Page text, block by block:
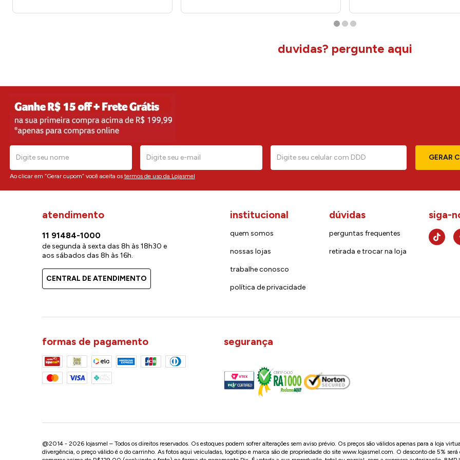
duvidas? pergunte aqui
GERAR
Ao clicar em “Gerar cupom” você aceita os termos de uso da Lojasmel
atendimento
11 91484-1000
de segunda à sexta das 8h às 18h30 e
aos sábados das 8h às 16h.
CENTRAL DE ATENDIMENTO
institucional
quem somos
nossas lojas
trabalhe conosco
política de privacidade
dúvidas
perguntas frequentes
retirada e trocar na loja
siga-
formas de pagamento segurança
@2014 - 2026 lojasmel – Todos os direitos reservados. Os estoques podem sofrer alterações sem aviso prévio. Os preços são válidos apenas para a loja
divergência, o preço válido é o do carrinho. As fotos aqui veiculadas, logotipo e marca são de propriedade do site www.lojasmel.com. O desconto de 5%